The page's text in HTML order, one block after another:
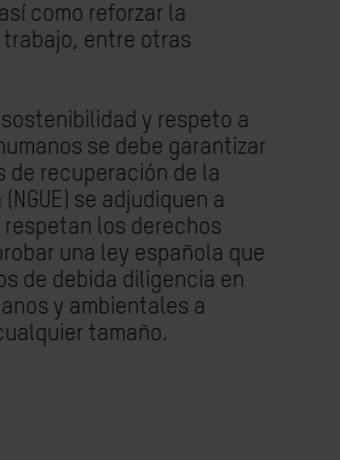
como reforzar la
entre otras
sostenibilidad y respeto a
se debe garantizar
de recuperación de la
se adjudiquen a
respetan los derechos
una ley española que
de debida diligencia en
y ambientales a
tamaño.